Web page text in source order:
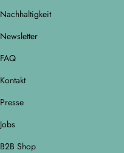
Nachhaltigkeit
Newsletter
FAQ
Kontakt
Presse
Jobs
B2B Shop